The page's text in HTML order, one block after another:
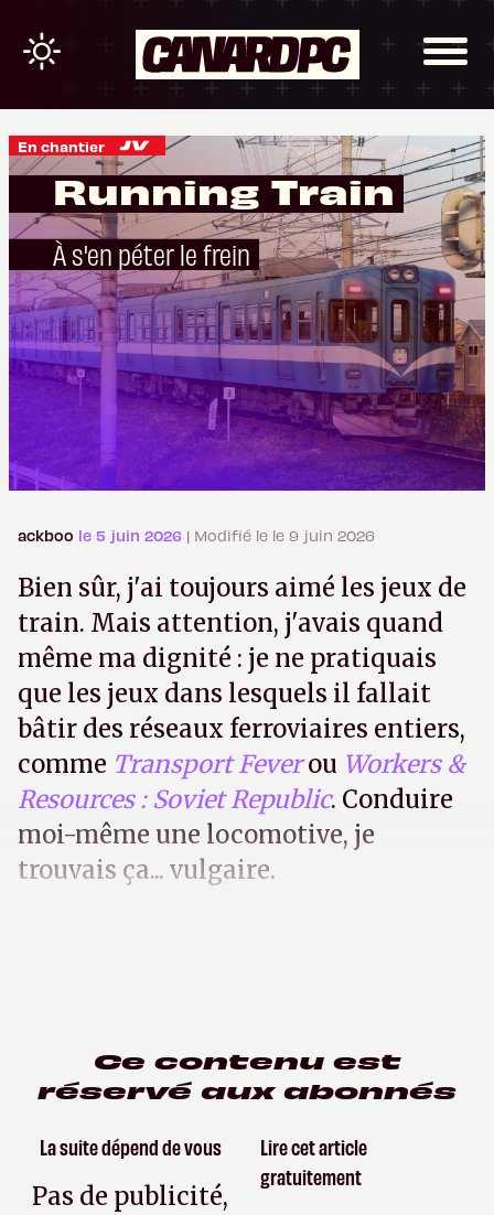
En chantier
Running Train
À s'en péter le frein
ackboo le 5 juin 2026 | Modifié le le 9 juin 2026
Bien sûr, j'ai toujours aimé les jeux de
train. Mais attention, j'avais quand
même ma dignité : je ne pratiquais
que les jeux dans lesquels il fallait
bâtir des réseaux ferroviaires entiers,
comme Transport Feverou Workers &
Resources : Soviet Republic. Conduire
moi-même une locomotive, je
trouvais ça... vulgaire.
Ce contenu est
réservé aux abonnés
La suite dépend de vous
Pas de publicité,
Lire cet article
gratuitement